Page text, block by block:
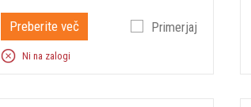
Preberite več Primerjaj
Ni na zalogi